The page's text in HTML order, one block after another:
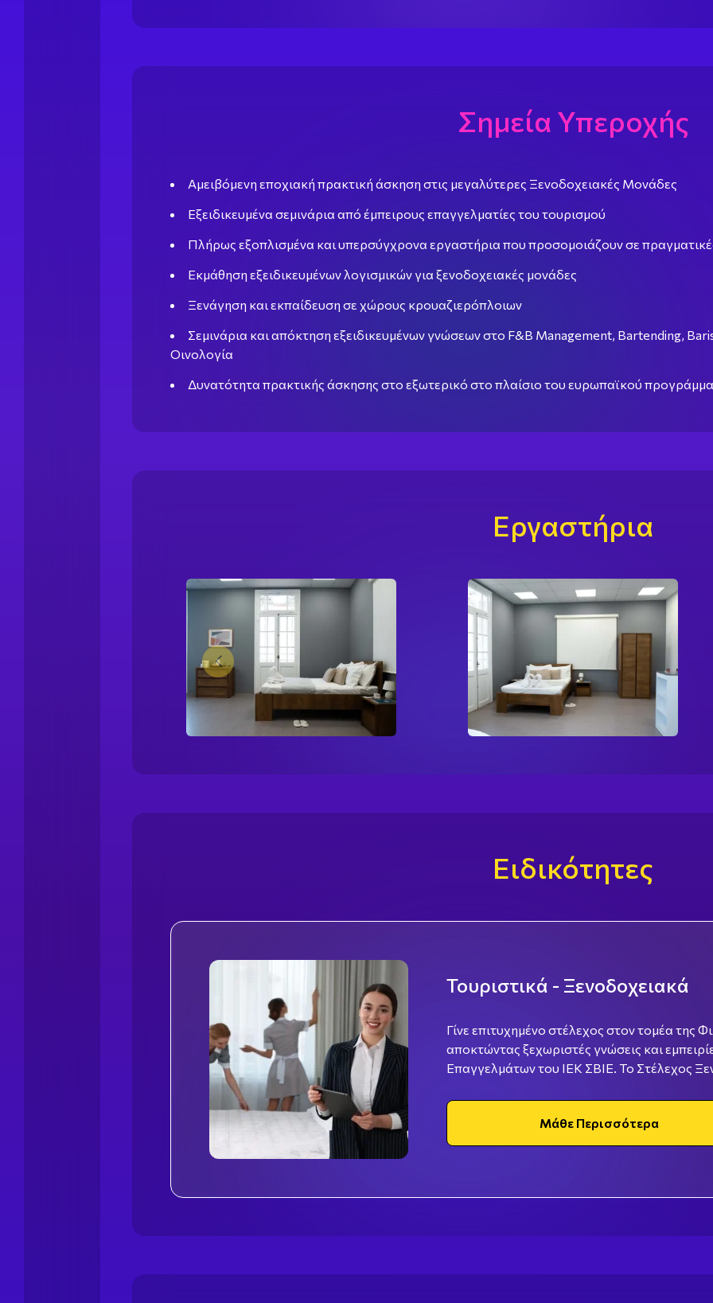
Σημεία Υπεροχής
Αμειβόμενη εποχιακή πρακτική άσκηση στις μεγαλύτερες Ξενοδοχειακές Μονάδες
Εξειδικευμένα σεμινάρια από έμπειρους επαγγελματίες του τουρισμού
Πλήρως εξοπλισμένα και υπερσύγχρονα εργαστήρια που προσομοιάζουν σε
Εκμάθηση εξειδικευμένων λογισμικών για ξενοδοχειακές μονάδες
Ξενάγηση και εκπαίδευση σε χώρους κρουαζιερόπλοιων
Σεμινάρια και απόκτηση εξειδικευμένων γνώσεων στo F&B Management, Bartending,
Οινολογία
Δυνατότητα πρακτικής άσκησης στο εξωτερικό στο πλαίσιο του ευρωπαϊκού
Εργαστήρια
Ειδικότητες
Τουριστικά - Ξενοδοχειακά
Γίνε επιτυχημένο στέλεχος στον τομέα της
αποκτώντας ξεχωριστές γνώσεις και
Επαγγελμάτων του ΙΕΚ ΣΒΙΕ. Το Στέλεχος Ξενοδοχειακών Επιχειρήσεων είναι
καθώς και για την ικανοποίηση των
τουριστικό κατάλυμα.Μάθε Περισσότερα